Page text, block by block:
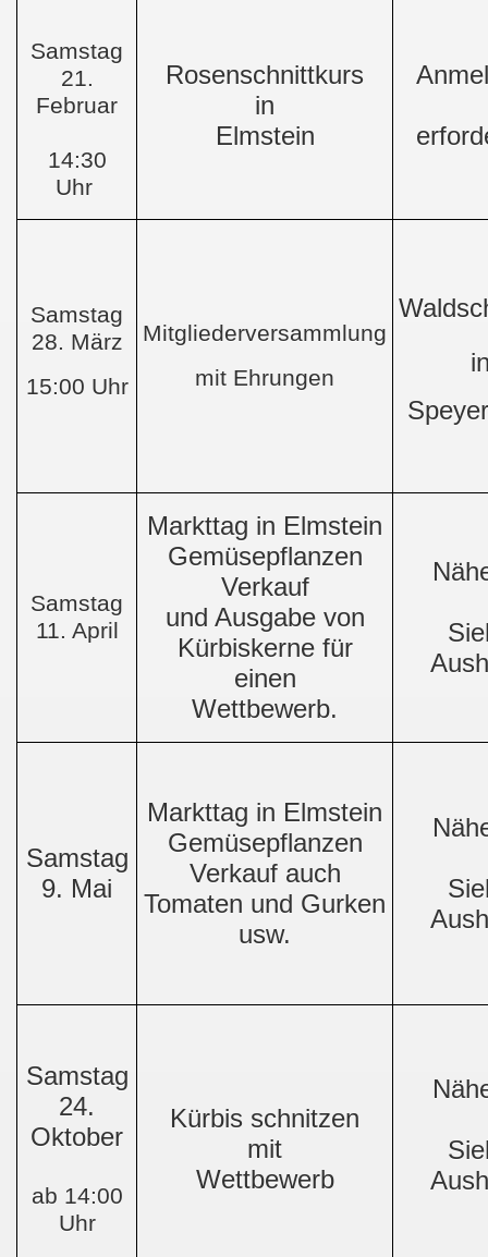
Samstag
21.
Februar
14:30
Uhr
Rosenschnittkurs
in
Elmstein
Samstag
28. März
15:00 Uhr
Mitgliederversammlung
mit Ehrungen
Samstag
11. April
Markttag in Elmstein
Gemüsepflanzen
Verkauf
und Ausgabe von
Kürbiskerne für
einen
Wettbewerb.
Samstag
9. Mai
Markttag in Elmstein
Gemüsepflanzen
Verkauf auch
Tomaten und Gurken
usw.
Samstag
24.
Oktober
ab 14:00
Uhr
Kürbis schnitzen
mit
Wettbewerb